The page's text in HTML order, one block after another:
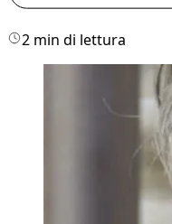
2 min di lettura